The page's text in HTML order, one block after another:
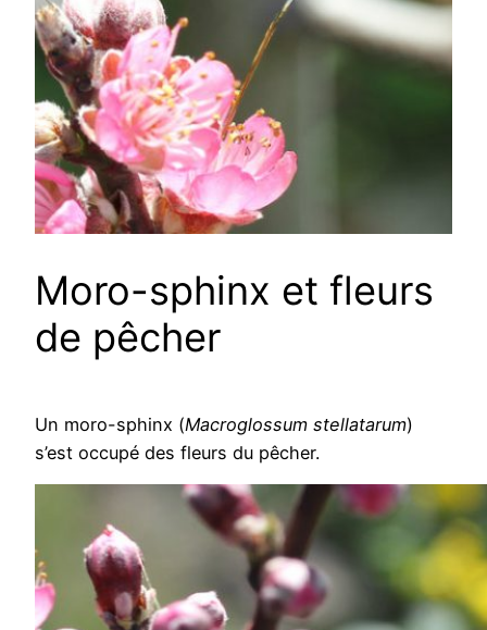
Moro-sphinx et fleurs
de pêcher
Un moro-sphinx (Macroglossum stellatarum)
s’est occupé des fleurs du pêcher.